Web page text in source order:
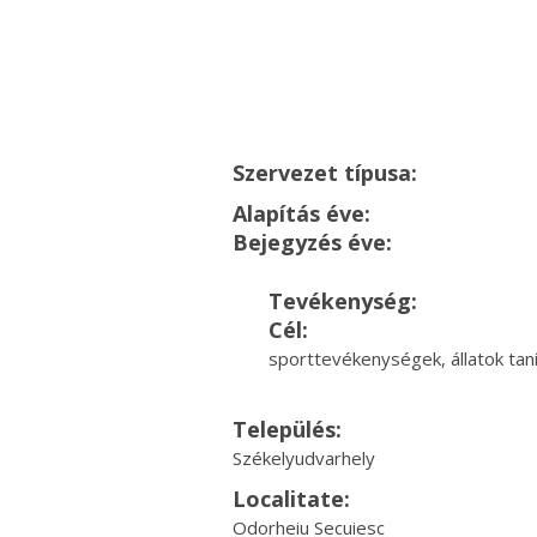
Szervezet típusa:
Alapítás éve:
Bejegyzés éve:
Tevékenység:
Cél:
sporttevékenységek, állatok
Település:
Székelyudvarhely
Localitate:
Odorheiu Secuiesc